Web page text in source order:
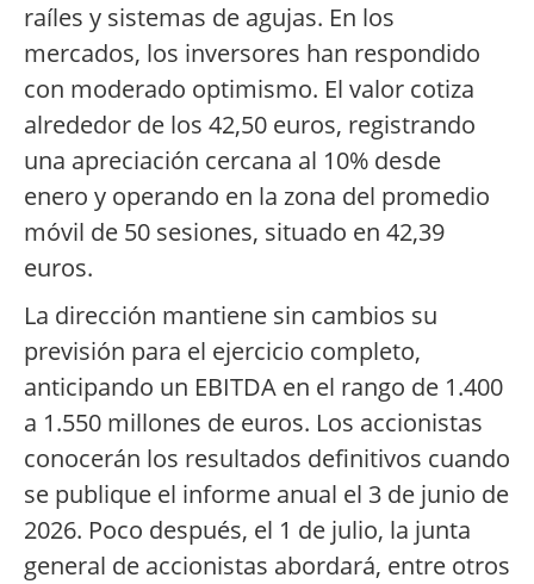
raíles y sistemas de agujas. En los
mercados, los inversores han respondido
con moderado optimismo. El valor cotiza
alrededor de los 42,50 euros, registrando
una apreciación cercana al 10% desde
enero y operando en la zona del promedio
móvil de 50 sesiones, situado en 42,39
euros.
La dirección mantiene sin cambios su
previsión para el ejercicio completo,
anticipando un EBITDA en el rango de 1.400
a 1.550 millones de euros. Los accionistas
conocerán los resultados definitivos cuando
se publique el informe anual el 3 de junio de
2026. Poco después, el 1 de julio, la junta
general de accionistas abordará, entre otros